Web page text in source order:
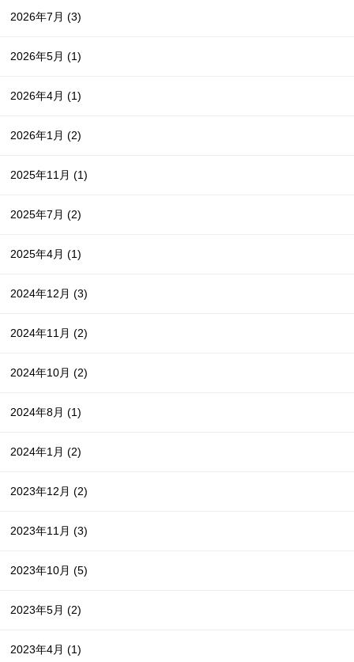
2026年7月(3)
2026年5月(1)
2026年4月(1)
2026年1月(2)
2025年11月(1)
2025年7月(2)
2025年4月(1)
2024年12月(3)
2024年11月(2)
2024年10月(2)
2024年8月(1)
2024年1月(2)
2023年12月(2)
2023年11月(3)
2023年10月(5)
2023年5月(2)
2023年4月(1)